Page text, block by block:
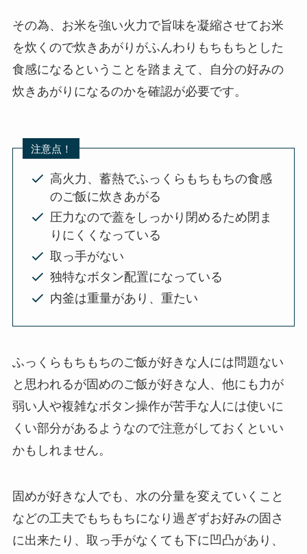
その為、お米を強い火力で旨味を凝縮させてお米
を炊くので炊きあがりがふんわりもちもちとした
食感になるということを踏まえて、自分の好みの
炊きあがりになるのかを確認が必要です。
注意点！
高火力、蓄熱でふっくらもちもちの食感
のご飯に炊きあがる
圧力なので蓋をしっかり閉めるため閉ま
りにくくなっている
取っ手がない
独特なボタン配置になっている
内釜は重量があり、重たい
ふっくらもちもちのご飯が好きな人には問題ない
と思われるが固めのご飯が好きな人、他にも力が
弱い人や複雑なボタン操作が苦手な人には使いに
くい部分があるようなので注意がしておくといい
かもしれません。
固めが好きな人でも、水の分量を変えていくこと
などの工夫でもちもちになり過ぎずお好みの固さ
に出来たり、取っ手がなくても下に凹凸があり、